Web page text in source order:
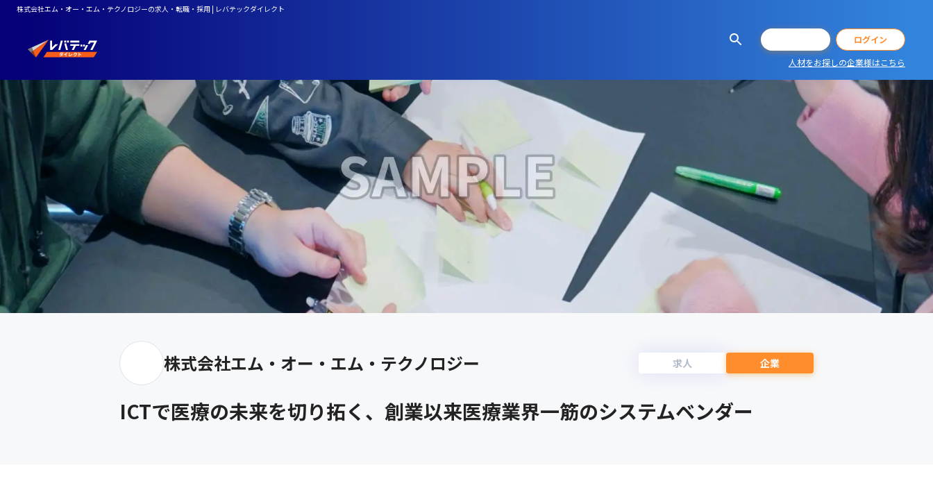
株式会社エム・オー・エム・テクノロジーの求人・転職・採用 | レバテックダイレクト
ログイン
人材をお探しの企業様はこちら
株式会社エム・オー・エム・テクノロジー 求人 企業
ICTで医療の未来を切り拓く、創業以来医療業界一筋のシステムベンダー